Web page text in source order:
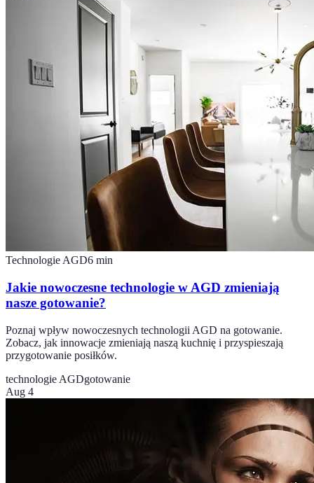
Technologie AGD6 min
Jakie nowoczesne technologie w AGD zmieniają
nasze gotowanie?
Poznaj wpływ nowoczesnych technologii AGD na gotowanie.
Zobacz, jak innowacje zmieniają naszą kuchnię i przyspieszają
przygotowanie posiłków.
technologie AGDgotowanie
Aug 4